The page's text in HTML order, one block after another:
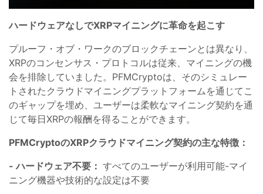
ハードウェアなしでXRPマイニングに革命を起こす
プルーフ・オブ・ワークのブロックチェーンとは異なり、
XRPのコンセンサス・プロトコルは従来、マイニングの機
会を排除していました。PFMCryptoは、そのシミュレー
トされたクラウドマイニングプラットフォームを通じてこ
のギャップを埋め、ユーザーは柔軟なマイニング契約を通
じて毎日XRPの報酬を得ることができます。
PFMCryptoのXRPクラウドマイニング契約の主な特徴：
- ハードウェア不要： すべてのユーザーが利用可能-マイ
ニング機器や技術的な設定は不要